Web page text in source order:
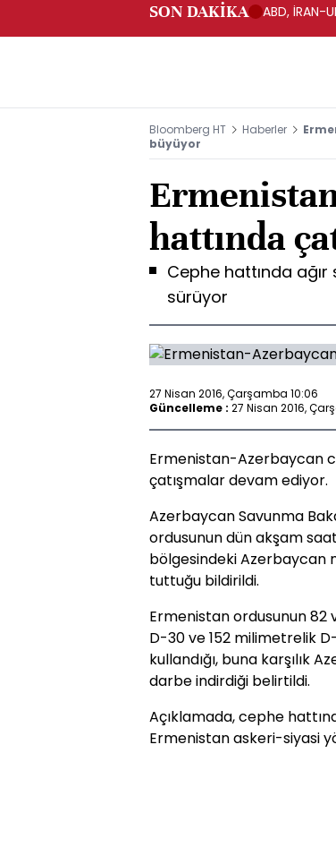
SON DAKİKA ABD, İRAN-
Bloomberg HT Haberler
büyüyor
hattında
Cephe hattında ağır
sürüyor
27 Nisan 2016, Çarşamba 10:06
Güncelleme : 27 Nisan 2016,
Ermenistan-Azerbaycan
çatışmalar devam ediyor.
Azerbaycan Savunma
ordusunun dün akşam
bölgesindeki Azerbaycan
tuttuğu bildirildi.
Ermenistan ordusunun 82
D-30 ve 152 milimetrelik
kullandığı, buna karşılık
darbe indirdiği belirtildi.
Açıklamada, cephe
Ermenistan askeri-siyasi